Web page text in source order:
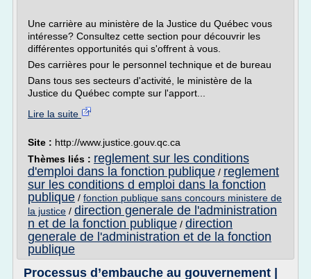
Une carrière au ministère de la Justice du Québec vous
intéresse? Consultez cette section pour découvrir les
différentes opportunités qui s'offrent à vous.
Des carrières pour le personnel technique et de bureau
Dans tous ses secteurs d'activité, le ministère de la
Justice du Québec compte sur l'apport...
Lire la suite
Site : http://www.justice.gouv.qc.ca
Thèmes liés : reglement sur les conditions
d'emploi dans la fonction publique / reglement
sur les conditions d emploi dans la fonction
publique / fonction publique sans concours ministere de
la justice / direction generale de l'administration
n et de la fonction publique / direction
generale de l'administration et de la fonction
publique
Processus d’embauche au gouvernement |